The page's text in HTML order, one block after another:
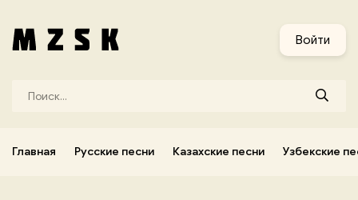
Войти
Главная Русские песни Казахские песни Узбекские
Узбекские песни Корейские песни